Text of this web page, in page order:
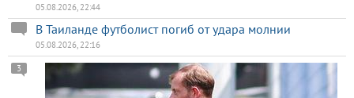
05.08.2026, 22:44
В Таиланде футболист погиб от удара молнии
05.08.2026, 22:16
3